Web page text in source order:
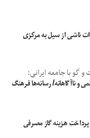
ناشی از سیل به مرکزی
گو با جامعه ایرانی:
و ناآگاهانه/ رسانه‌ها فرهنگ
هزینه گاز مصرفی